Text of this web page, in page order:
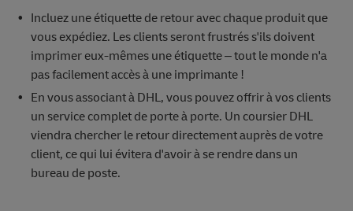
Incluez une étiquette de retour avec chaque produit que
vous expédiez. Les clients seront frustrés s'ils doivent
imprimer eux-mêmes une étiquette – tout le monde n'a
pas facilement accès à une imprimante !
En vous associant à DHL, vous pouvez offrir à vos clients
un service complet de porte à porte. Un coursier DHL
viendra chercher le retour directement auprès de votre
client, ce qui lui évitera d'avoir à se rendre dans un
bureau de poste.